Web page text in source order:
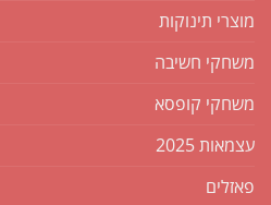
מוצרי תינוקות
משחקי חשיבה
משחקי קופסא
עצמאות 2025
פאזלים